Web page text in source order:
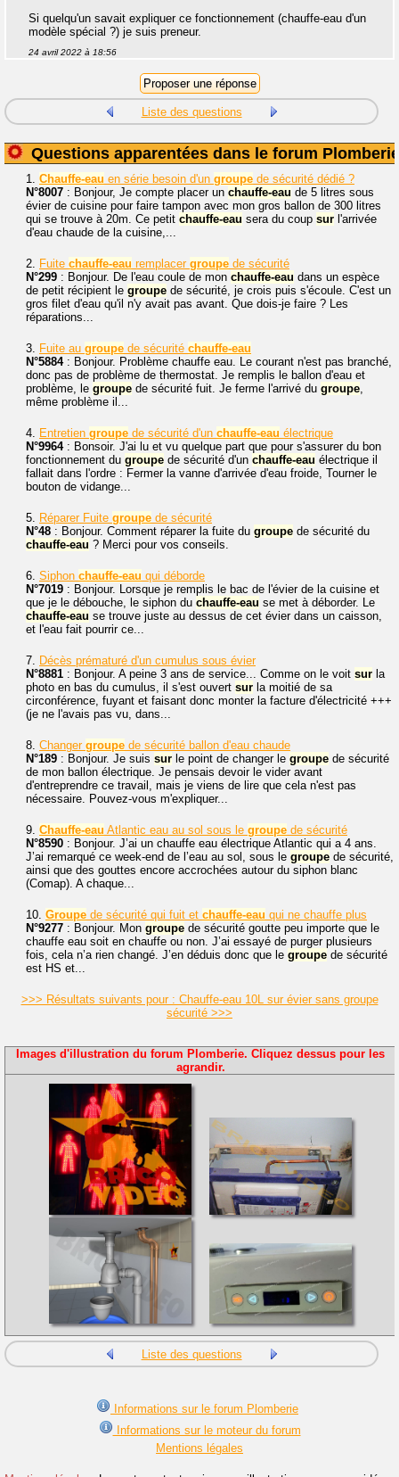
Si quelqu'un savait expliquer ce fonctionnement (chauffe-eau d'un
modèle spécial ?) je suis preneur.
24 avril 2022 à 18:56
Liste des questions
Questions apparentées dans le forum Plomberie
1. Chauffe-eau en série besoin d'un groupe de sécurité dédié ?
N°8007 : Bonjour, Je compte placer un chauffe-eau de 5 litres sous
évier de cuisine pour faire tampon avec mon gros ballon de 300 litres
qui se trouve à 20m. Ce petit chauffe-eau sera du coup sur l'arrivée
d'eau chaude de la cuisine,...
2. Fuite chauffe-eau remplacer groupe de sécurité
N°299 : Bonjour. De l'eau coule de mon chauffe-eau dans un espèce
de petit récipient le groupe de sécurité, je crois puis s'écoule. C'est un
gros filet d'eau qu'il n'y avait pas avant. Que dois-je faire ? Les
réparations...
3. Fuite au groupe de sécurité chauffe-eau
N°5884: Bonjour. Problème chauffe eau. Le courant n'est pas branché,
donc pas de problème de thermostat. Je remplis le ballon d'eau et
problème, le groupe de sécurité fuit. Je ferme l'arrivé du groupe,
même problème il...
4. Entretien groupe de sécurité d'un chauffe-eau électrique
N°9964: Bonsoir. J'ai lu et vu quelque part que pour s'assurer du bon
fonctionnement du groupe de sécurité d'un chauffe-eau électrique il
fallait dans l'ordre : Fermer la vanne d'arrivée d'eau froide, Tourner le
bouton de vidange...
5. Réparer Fuite groupe de sécurité
N°48 : Bonjour. Comment réparer la fuite du groupe de sécurité du
chauffe-eau ? Merci pour vos conseils.
6. Siphon chauffe-eau qui déborde
N°7019 : Bonjour. Lorsque je remplis le bac de l'évier de la cuisine et
que je le débouche, le siphon du chauffe-eau se met à déborder. Le
chauffe-eau se trouve juste au dessus de cet évier dans un caisson,
et l'eau fait pourrir ce...
7. Décès prématuré d'un cumulus sous évier
N°8881 : Bonjour. A peine 3 ans de service... Comme on le voit sur la
photo en bas du cumulus, il s'est ouvert sur la moitié de sa
circonférence, fuyant et faisant donc monter la facture d'électricité +++
(je ne l'avais pas vu, dans...
8. Changer groupe de sécurité ballon d'eau chaude
N°189 : Bonjour. Je suis sur le point de changer le groupe de sécurité
de mon ballon électrique. Je pensais devoir le vider avant
d'entreprendre ce travail, mais je viens de lire que cela n'est pas
nécessaire. Pouvez-vous m'expliquer...
9. Chauffe-eau Atlantic eau au sol sous le groupe de sécurité
N°8590 : Bonjour. J’ai un chauffe eau électrique Atlantic qui a 4 ans.
J’ai remarqué ce week-end de l’eau au sol, sous le groupe de sécurité,
ainsi que des gouttes encore accrochées autour du siphon blanc
(Comap). A chaque...
10. Groupe de sécurité qui fuit et chauffe-eau qui ne chauffe plus
N°9277 : Bonjour. Mon groupe de sécurité goutte peu importe que le
chauffe eau soit en chauffe ou non. J’ai essayé de purger plusieurs
fois, cela n’a rien changé. J’en déduis donc que le groupe de sécurité
est HS et...
>>> Résultats suivants pour : Chauffe-eau 10L sur évier sans groupe
sécurité >>>
Images d'illustration du forum Plomberie. Cliquez dessus pour les
agrandir.
Liste des questions
Informations sur le forum Plomberie
Informations sur le moteur du forum
Mentions légales